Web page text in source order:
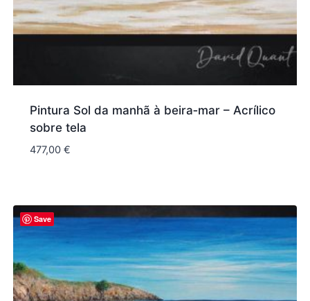
Pintura Sol da manhã à beira‑mar – Acrílico
sobre tela
477,00€
Save